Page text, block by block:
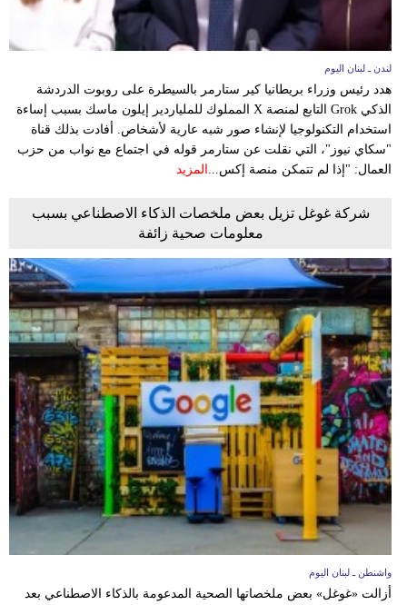
لندن ـ لبنان اليوم
هدد رئيس وزراء بريطانيا كير ستارمر بالسيطرة على روبوت الدردشة
الذكي Grok التابع لمنصة X المملوك للملياردير إيلون ماسك بسبب إساءة
استخدام التكنولوجيا لإنشاء صور شبه عارية لأشخاص. أفادت بذلك قناة
"سكاي نيوز"، التي نقلت عن ستارمر قوله في اجتماع مع نواب من حزب
العمال: "إذا لم تتمكن منصة إكس... المزيد
شركة غوغل تزيل بعض ملخصات الذكاء الاصطناعي بسبب
معلومات صحية زائفة
واشنطن ـ لبنان اليوم
أزالت «غوغل» بعض ملخصاتها الصحية المدعومة بالذكاء الاصطناعي بعد